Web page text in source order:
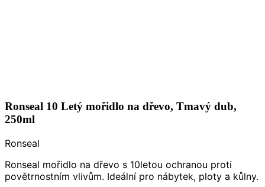
Ronseal 10 Letý mořidlo na dřevo, Tmavý dub,
250ml
Ronseal
Ronseal mořidlo na dřevo s 10letou ochranou proti
povětrnostním vlivům. Ideální pro nábytek, ploty a kůlny.